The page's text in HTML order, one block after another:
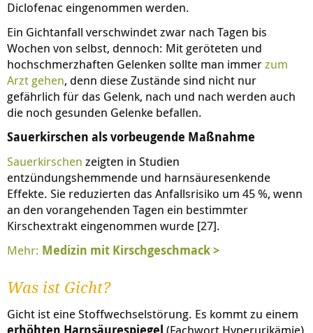
Diclofenac eingenommen werden.
Ein Gichtanfall verschwindet zwar nach Tagen bis
Wochen von selbst, dennoch: Mit geröteten und
hochschmerzhaften Gelenken sollte man immerzum
Arzt gehen, denn diese Zustände sind nicht nur
gefährlich für das Gelenk, nach und nach werden auch
die noch gesunden Gelenke befallen.
Sauerkirschen als vorbeugende Maßnahme
Sauerkirschen zeigten in Studien
entzündungshemmende und harnsäuresenkende
Effekte. Sie reduzierten das Anfallsrisiko um 45 %, wenn
an den vorangehenden Tagen ein bestimmter
Kirschextrakt eingenommen wurde [27].
Mehr: Medizin mit Kirschgeschmack >
Was ist Gicht?
Gicht ist eine Stoffwechselstörung. Es kommt zu einem